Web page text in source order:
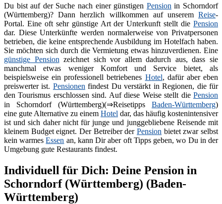
Du bist auf der Suche nach einer günstigen Pension in Schorndorf
(Württemberg)? Dann herzlich willkommen auf unserem Reise-
Portal. Eine oft sehr günstige Art der Unterkunft stellt die Pension
dar. Diese Unterkünfte werden normalerweise von Privatpersonen
betrieben, die keine entsprechende Ausbildung im Hotelfach haben.
Sie möchten sich durch die Vermietung etwas hinzuverdienen. Eine
günstige Pension zeichnet sich vor allem dadurch aus, dass sie
manchmal etwas weniger Komfort und Service bietet, als
beispielsweise ein professionell betriebenes Hotel, dafür aber eben
preiswerter ist. Pensionen findest Du verstärkt in Regionen, die für
den Tourismus erschlossen sind. Auf diese Weise stellt die Pension
in Schorndorf (Württemberg)(⇒Reisetipps Baden-Württemberg)
eine gute Alternative zu einem Hotel dar, das häufig kostenintensiver
ist und sich daher nicht für junge und junggebliebene Reisende mit
kleinem Budget eignet. Der Betreiber der Pension bietet zwar selbst
kein warmesEssen an, kann Dir aber oft Tipps geben, wo Du in der
Umgebung gute Restaurants findest.
Individuell für Dich: Deine Pension in
Schorndorf (Württemberg) (Baden-
Württemberg)